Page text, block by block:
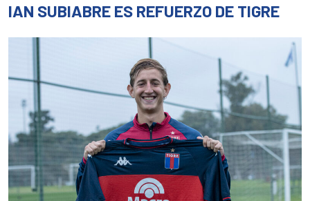
IAN SUBIABRE ES REFUERZO DE TIGRE